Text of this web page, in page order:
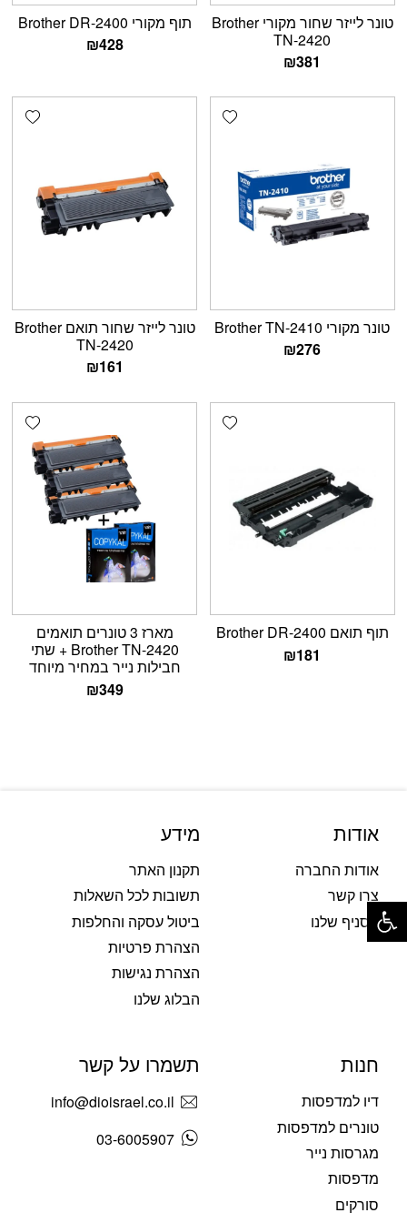
טונר לייזר שחור מקורי Brother
TN-2420
₪381
תוף מקורי Brother DR-2400
₪428
Add wishlist
‏טונר מקורי Brother TN-2410
₪276
טונר לייזר שחור תואם Brother
TN-2420
₪161
Add wishlist
תוף תואם Brother DR-2400
₪181
מארז 3 טונרים תואמים
Brother TN-2420 + שתי
חבילות נייר במחיר מיוחד
₪349
אודות
אודות החברה
צרו קשר
הסניף שלנו
מידע
תקנון האתר
תשובות לכל השאלות
ביטול עסקה והחלפות
הצהרת פרטיות
הצהרת נגישות
הבלוג שלנו
חנות
דיו למדפסות
טונרים למדפסות
מגרסות נייר
מדפסות
סורקים
תשמרו על קשר
info@dioisrael.co.il
03-6005907
פתח סרגל נגישות